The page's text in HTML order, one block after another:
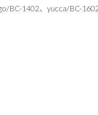
BC-1402、yucca/BC-